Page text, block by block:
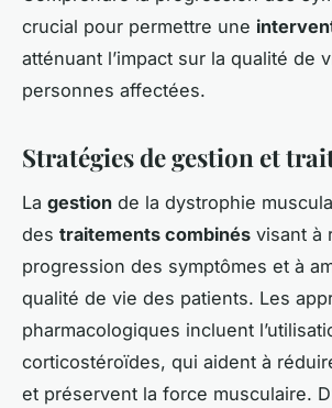
crucial pour permettre une
atténuant l’impact sur la qualité de
personnes affectées.
Stratégies de gestion et
La gestion de la dystrophie
des traitements combinés visant à
progression des symptômes et à
qualité de vie des patients. Les
pharmacologiques incluent
corticostéroïdes, qui aident à
et préservent la force musculaire.